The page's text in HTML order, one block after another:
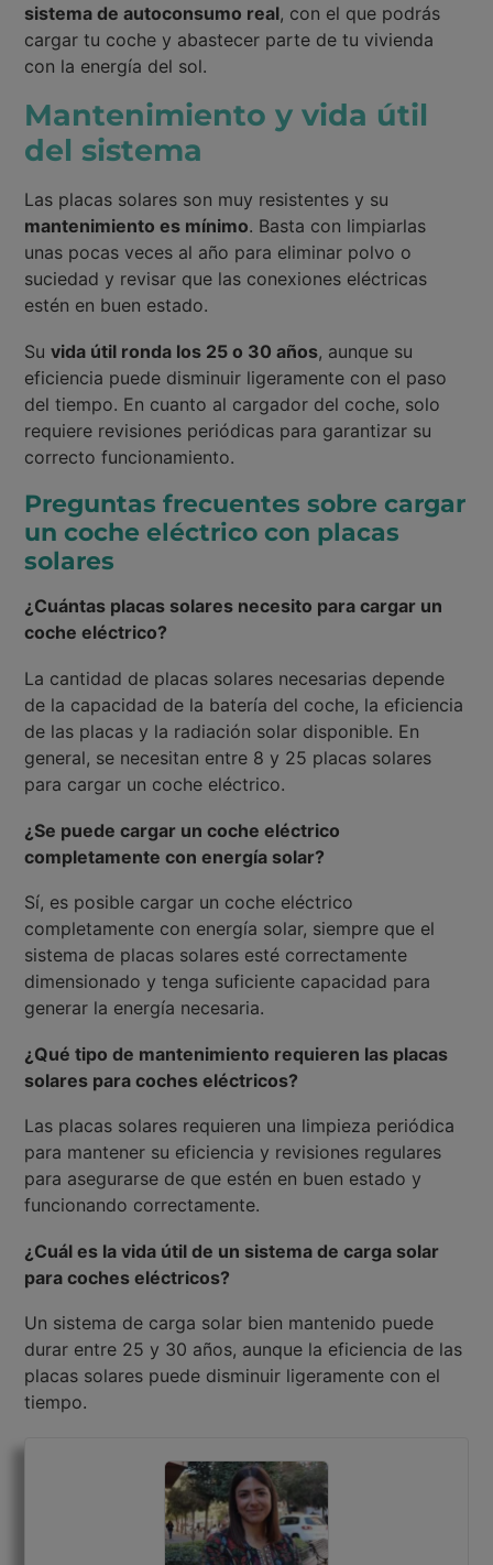
sistema de autoconsumo real, con el que podrás
cargar tu coche y abastecer parte de tu vivienda
con la energía del sol.
Mantenimiento y vida útil
del sistema
Las placas solares son muy resistentes y su
mantenimiento es mínimo. Basta con limpiarlas
unas pocas veces al año para eliminar polvo o
suciedad y revisar que las conexiones eléctricas
estén en buen estado.
Suvida útil ronda los 25 o 30 años, aunque su
eficiencia puede disminuir ligeramente con el paso
del tiempo. En cuanto al cargador del coche, solo
requiere revisiones periódicas para garantizar su
correcto funcionamiento.
Preguntas frecuentes sobre cargar
un coche eléctrico con placas
solares
¿Cuántas placas solares necesito para cargar un
coche eléctrico?
La cantidad de placas solares necesarias depende
de la capacidad de la batería del coche, la eficiencia
de las placas y la radiación solar disponible. En
general, se necesitan entre 8 y 25 placas solares
para cargar un coche eléctrico.
¿Se puede cargar un coche eléctrico
completamente con energía solar?
Sí, es posible cargar un coche eléctrico
completamente con energía solar, siempre que el
sistema de placas solares esté correctamente
dimensionado y tenga suficiente capacidad para
generar la energía necesaria.
¿Qué tipo de mantenimiento requieren las placas
solares para coches eléctricos?
Las placas solares requieren una limpieza periódica
para mantener su eficiencia y revisiones regulares
para asegurarse de que estén en buen estado y
funcionando correctamente.
¿Cuál es la vida útil de un sistema de carga solar
para coches eléctricos?
Un sistema de carga solar bien mantenido puede
durar entre 25 y 30 años, aunque la eficiencia de las
placas solares puede disminuir ligeramente con el
tiempo.